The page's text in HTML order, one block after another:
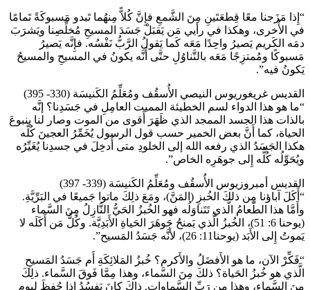
“إِذا مَزَجنا معًا قِطعَتَينِ مِنَ الشَّمعِ فإِنَّ كُلاًّ مِنهُما تَبدو مَسبوكَةً تَمامًا
في الأُخرى، وهكذا في رأيي مَن يَقبَلْ جَسَدَ المسيحِ مُخلِّصِنا ويَشرَبَ
دمَه الكَريم يَصيرُ واحِدًا مَعَه كَما يَقولُ الرَّبُّ نَفْسُه. فإِنَّه يَصيرُ
مَسبوكًا ومُمتزِجًا مَعَه بالتَّناوُلِ حتَّى أَنَّه يكونُ في المسيحِ والمسيحُ
يَكونُ فيه”.
القديس غريغوريوس النيصي الأُسقُف ومُعَلِّمُ الكَنيسَة (330- 395)
“ما هو هذا الدواء لسم الخطيئة المميت العامِلِ في جَسَدِنا؟ إنَّه
بالذات هذا الجسد الممجد الذي ظَهَرَ أَقوى من الموت وصار لنا ينبوعَ
الحياة، كما أَنَّ بعض الخمير حسب قول الرسول يُخَمِّرُ العجينَ كُلَّه
هكذا الجَسَدُ الذي رفعه الله إلى الخلودِ متى أُدخِلَ في جسدِنا يُغَيِّرُه
ويُحَوِّلُه كُلُّه إِلى جوهَرِه الخاص”.
القديس أمبروزيوس الأُسقُف ومُعَلِّمُ الكَنيسَة (339- 397)
“أَكَلَ آباؤنا مِن ذلكَ الخُبزِ (المَنَّ)، ومَعَ ذلِكَ ماتوا جَميعًا في البَرِّيَّةِ.
وأَمَّا هذا الطَّعامُ الَّذي تَتَناوَلُه فهو الخُبزُ الحَيُّ النَّازِلُ مِنَ السَّماء
(يوحنا 6: 51)، الخُبزُ الَّذي يَمنحُ جَوهَرَ الحَياةِ الأَبَدِيَّة. وكُلُّ مَن أَكَلَه لا
يَموتُ إِلى الأَبَد (يوحنا11: 26)، لأَنَّه جَسَدُ المَسيح”.
“فَكِّرْ الآن، ما هو الأَفضَلُ والأَكرم؟ خُبزُ المَلائِكَةِ أَم جَسَدُ المَسيحِ
الَّذي هو خُبزُ الحَياة؟ ذلكَ مِنَ السَّماء، وهذا مِمَّا فَوقَ السَّماء. ذلِكَ
مِنَ السَّماءِ، وهذا مِن رَبِّ السَّماوات. ذاكَ كانَ يَفسُدُ إِذا حُفِظَ ليومٍ